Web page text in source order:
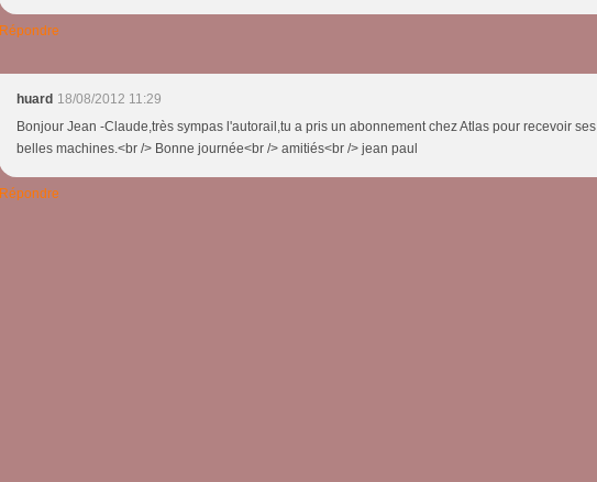
Répondre
huard 18/08/2012 11:29
Bonjour Jean -Claude,très sympas l'autorail,tu a pris un abonnement chez Atlas pour recevoir ses
belles machines.<br /> Bonne journée<br /> amitiés<br /> jean paul
Répondre